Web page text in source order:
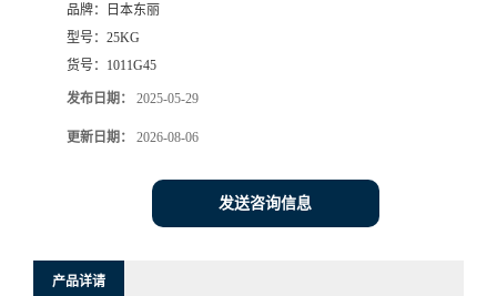
品牌：
日本东丽
型号： 25KG
货号： 1011G45
发布日期： 2025-05-29
更新日期： 2026-08-06
发送咨询信息
产品详请